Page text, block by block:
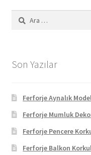
Arama:
Son Yazılar
Ferforje Aynalık
Ferforje Mumluk
Ferforje Pencere
Ferforje Balkon